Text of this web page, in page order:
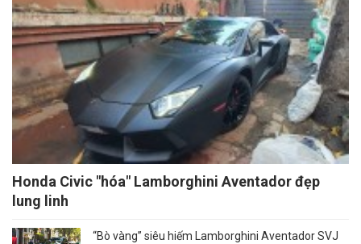
Honda Civic "hóa" Lamborghini Aventador đẹp
lung linh
“Bò vàng” siêu hiếm Lamborghini Aventador SVJ